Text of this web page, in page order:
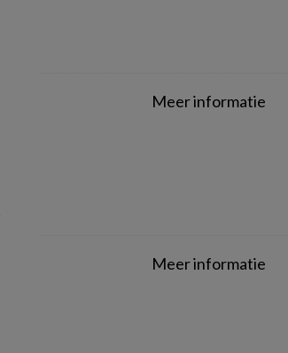
Meer informatie
Meer informatie